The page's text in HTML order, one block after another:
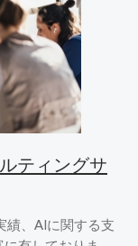
ティングサ
績、AIに関する支